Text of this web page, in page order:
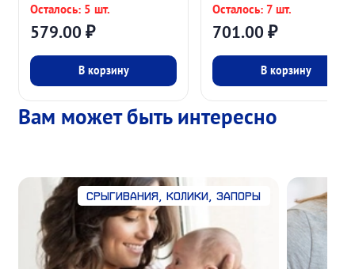
579.00₽
Осталось: 5 шт.
В корзину
701.00₽
Осталось: 7 шт.
В корзину
Вам может быть интересно
Срыгивания, колики, запоры